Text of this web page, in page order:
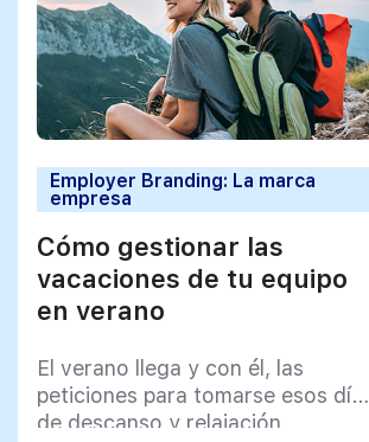
Employer Branding: La marca
empresa
Cómo gestionar las
vacaciones de tu equipo
en verano
El verano llega y con él, las
peticiones para tomarse esos días
de descanso y relajación